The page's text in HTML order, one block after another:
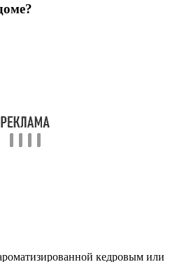
кедровым или